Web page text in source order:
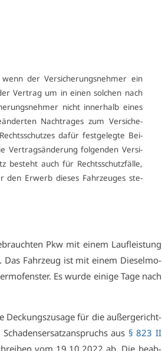
der Ver­si­che­rungs­neh­mer ein
Ver­trag um in ei­nen sol­chen nach
nicht in­ner­halb ei­nes
Nach­tra­ges zum Ver­si­che­
da­für fest­ge­leg­te Bei­
Ver­trags­än­de­rung fol­gen­den Ver­si­
be­steht auch für Rechts­schutz­fäl­le,
Er­werb die­ses Fahr­zeu­ges ste­
Pkw mit ei­nem Lauf­leis­tung
Fahr­zeug ist mit ei­nem Die­sel­mo­
Es wur­de ei­ni­ge Ta­ge nach
De­ckungs­zu­sa­ge für die au­ßer­ge­richt­
aus § 823 II
vom 19.10.2022 ab. Die be­ab­